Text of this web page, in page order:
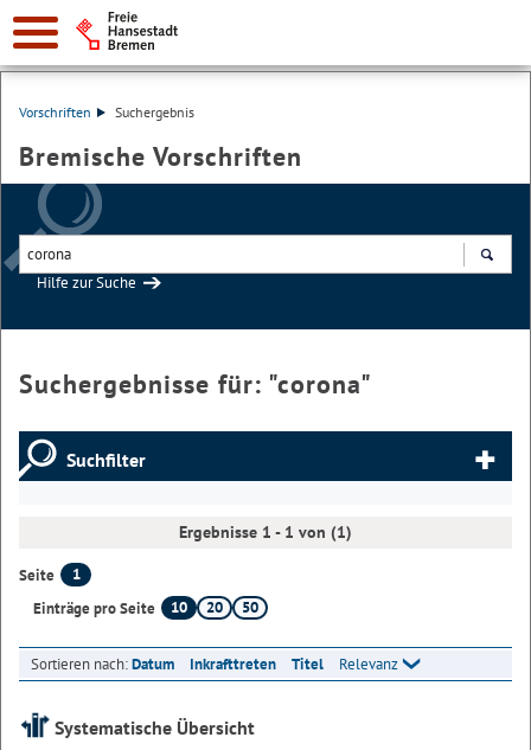
Vorschriften Suchergebnis
Bremische Vorschriften
Hilfe zur Suche
Suchergebnisse für: "corona"
Suchfilter
Ergebnisse 1 - 1 von (1)
Seite
1
Einträge pro Seite
10 20 50
Sortieren nach:Datum Inkrafttreten Titel Relevanz
Systematische Übersicht